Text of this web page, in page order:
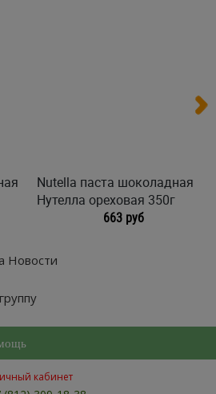
Nutella паста шоколaдная
Нутелла ореховая 350г
663 руб
Новости
кабинет